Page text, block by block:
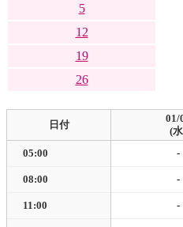
5
12
19
26
日付
01/
(
05:00 -
08:00 -
11:00 -